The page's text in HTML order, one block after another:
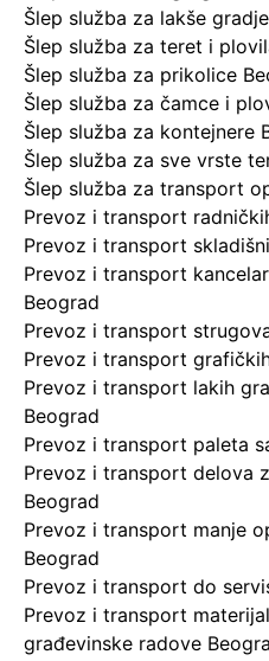
Šlep služba za lakše
Šlep služba za teret i
Šlep služba za prikolice
Šlep služba za čamce i
Šlep služba za kontejnere
Šlep služba za sve vrste
Šlep služba za transport
Prevoz i transport
Prevoz i transport
Prevoz i transport
Beograd
Prevoz i transport
Prevoz i transport
Prevoz i transport lakih
Beograd
Prevoz i transport paleta
Prevoz i transport delova
Beograd
Prevoz i transport manje
Beograd
Prevoz i transport do
Prevoz i transport
građevinske radove